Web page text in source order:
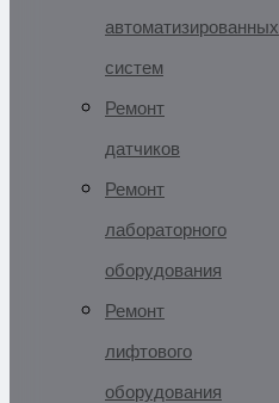
автоматизированных
систем
Ремонт
датчиков
Ремонт
лабораторного
оборудования
Ремонт
лифтового
оборудования